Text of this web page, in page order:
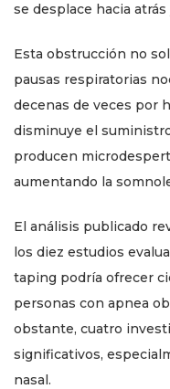
se desplace hacia
Esta obstrucción no
pausas respiratorias
decenas de veces por
disminuye el
producen
aumentando la
El análisis publicado
los diez estudios
taping podría ofrecer
personas con apnea
obstante, cuatro
significativos,
nasal.